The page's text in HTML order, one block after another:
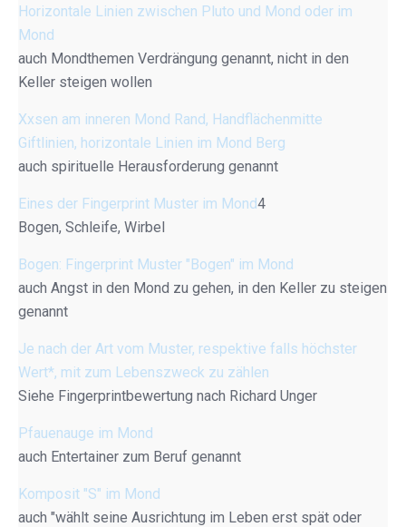
Horizontale Linien zwischen Pluto und Mond oder im
Mond
auch Mondthemen Verdrängung genannt, nicht in den
Keller steigen wollen
Xxsen am inneren Mond Rand, Handflächenmitte
Giftlinien, horizontale Linien im Mond Berg
auch spirituelle Herausforderung genannt
Eines der Fingerprint Muster im Mond4
Bogen, Schleife, Wirbel
Bogen: Fingerprint Muster "Bogen" im Mond
auch Angst in den Mond zu gehen, in den Keller zu steigen
genannt
Je nach der Art vom Muster, respektive falls höchster
Wert*, mit zum Lebenszweck zu zählen
Siehe Fingerprintbewertung nach Richard Unger
Pfauenauge im Mond
auch Entertainer zum Beruf genannt
Komposit "S" im Mond
auch "wählt seine Ausrichtung im Leben erst spät oder